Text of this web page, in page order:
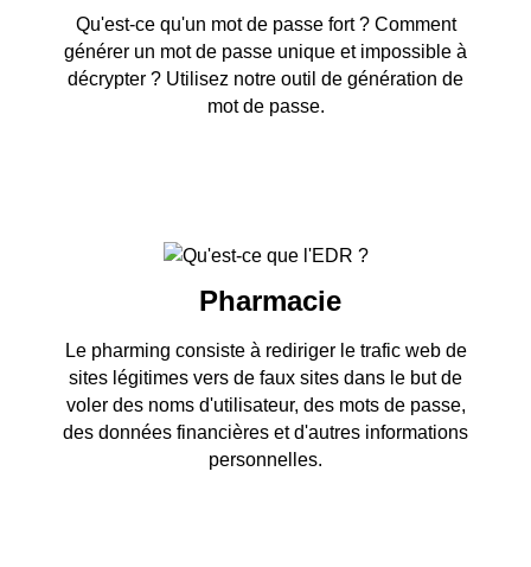
Qu'est-ce qu'un mot de passe fort ? Comment
générer un mot de passe unique et impossible à
décrypter ? Utilisez notre outil de génération de
mot de passe.
Pharmacie
Le pharming consiste à rediriger le trafic web de
sites légitimes vers de faux sites dans le but de
voler des noms d'utilisateur, des mots de passe,
des données financières et d'autres informations
personnelles.